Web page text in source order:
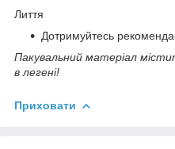
Лиття
Дотримуйтесь
Пакувальний матеріал
в легені!
Приховати